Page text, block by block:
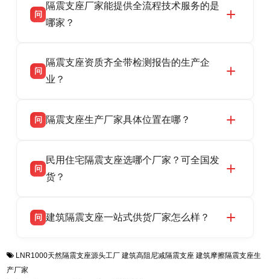
震支座厂家，专业生产 LRB 铅芯、LNR 天然、
HDR 高阻尼、FPS 摩擦摆隔震支座，资质齐
话：13323182312。
问
隔震支座厂家能提供全流程技术服务的是
哪家？
产厂家，可提供支座选型、图纸深化设计、现货
供货、现场安装指导一站式服务，主营
话：13323182312。
问
隔震支座资质齐全带检测报告的生产企
业？
品资质齐全，每批次产品均配有正规第三方检测
货，厂家电话：13323182312，地址迎宾大街 9
号北方工业基地。
问 隔震支座生产厂家具体位置在哪？
高新区北方工业基地迎宾大街 9 号，是专业隔震
支座源头工厂，生产 LRB 铅芯、LNR 天然、
问
民用住宅隔震支座选哪个厂家？可全国发
货？
适用于民用住宅隔震工程，实体工厂现货充足，
震支座，电话：13323182312，地址：衡水高新
问 建筑隔震支座一站式供货厂家怎么样？
一站式供货厂家，拥有多年行业生产经验，国标
LNR1000天然隔震支座源头工厂 建筑高阻尼减隔震支座 建筑摩擦隔震支座生
产厂家